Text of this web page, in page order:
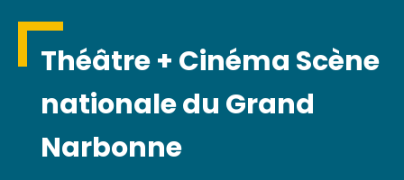
Théâtre + Cinéma Scène
nationale du Grand
Narbonne